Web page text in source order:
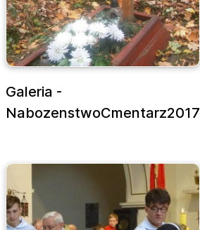
Galeria -
NabozenstwoCmentarz2017